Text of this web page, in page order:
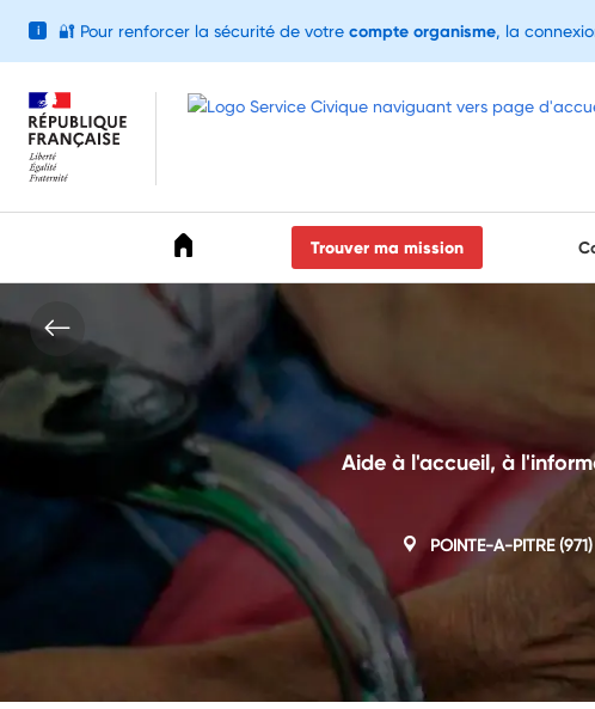
Trouver ma mission
Aide à l'accueil, à
POINTE-A-PITRE(971)
i 🔐 Pour renforcer la sécurité de votre compte organisme, la